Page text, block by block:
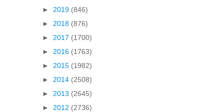
► 2019 (846)
► 2018 (876)
► 2017 (1700)
► 2016 (1763)
► 2015 (1982)
► 2014 (2508)
► 2013 (2645)
► 2012 (2736)